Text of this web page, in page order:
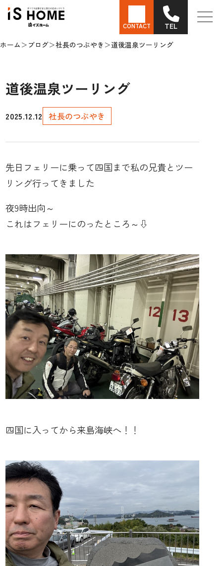
CONTACT
TEL
ホーム
ブログ 社長のつぶやき 道後温泉ツーリング
道後温泉ツーリング
2025.12.12 社長のつぶやき
先日フェリーに乗って四国まで私の兄貴とツー
リング行ってきました
夜9時出向～
これはフェリーにのったところ～⇩
四国に入ってから来島海峡へ！！